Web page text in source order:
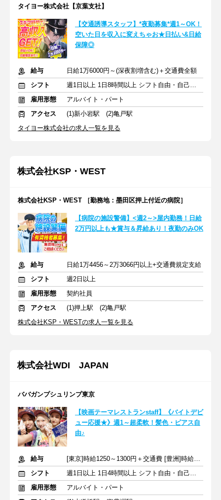
タイヨー株式会社【京葉支社】
【交通誘導スタッフ】*夜勤募集*週1～OK！
空いた日を収入に変えちゃお★日払い&日給
保障◎
給与
日給1万6000円～(深夜割増含む)＋交通費全額
シフト
週1日以上 1日8時間以上 シフト自由・自己申告
雇用形態
アルバイト・パート
アクセス
(1)新小岩駅 (2)亀戸駅
タイヨー株式会社の求人一覧を見る
株式会社KSP・WEST
株式会社KSP・WEST ［勤務地：墨田区押上付近の病院］
【病院の施設警備】<週2～>屋内勤務！日給
2万円以上も★賞与＆昇給あり！夜勤のみOK
給与
日給1万4456～2万3066円以上+交通費規定支給
シフト
週2日以上
雇用形態
契約社員
アクセス
(1)押上駅 (2)亀戸駅
株式会社KSP・WESTの求人一覧を見る
株式会社WDI JAPAN
ババガンプシュリンプ東京
【映画テーマレストランstaff】《バイトデビ
ュー応援★》週1～超柔軟！髪色・ピアス自
由♪
給与
[東京]時給1250～1300円＋交通費 [豊洲]時給1250円～＋交通費
シフト
週1日以上 1日4時間以上 シフト自由・自己申告
雇用形態
アルバイト・パート